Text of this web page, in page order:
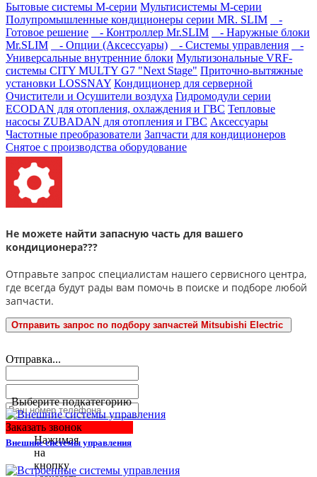
Бытовые системы M-серии Мультисистемы M-серии
Полупромышленные кондиционеры серии MR. SLIM
-
Готовое решение
- Контроллер Mr.SLIM
- Наружные блоки
Mr.SLIM
- Опции (Аксессуары) - Системы управления
-
Универсальные внутренние блоки Мультизональные VRF-
системы CITY MULTY G7 "Next Stage" Приточно-вытяжные
установки LOSSNAY Кондиционер для серверной
Очистители и Осушители воздуха Гидромодули серии
ECODAN для отопления, охлаждения и ГВС Тепловые
насосы ZUBADAN для отопления и ГВС Аксесcуары
Частотные преобразователи Запчасти для кондиционеров
Снятое с производства оборудование
Не можете найти запасную часть для вашего
кондиционера???
Отправьте запрос специалистам нашего сервисного центра,
где всегда будут рады вам помочь в поиске и подборе любой
запчасти.
Отправить запрос по подбору запчастей Mitsubishi Electric
Отправка...
Заказать звонок
Нажимая
на
кнопку
Выберите подкатегорию
Внешние системы управления